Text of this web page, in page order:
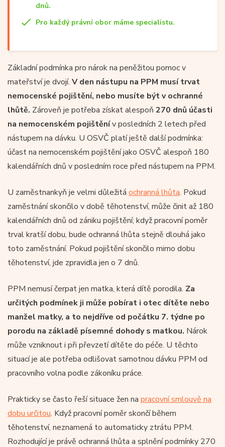
dnů.
Pro každý právní obor máme specialistu.
Základní podmínka pro nárok na peněžitou pomoc v
mateřství je dvojí. V den nástupu na PPM musí trvat
nemocenské pojištění, nebo musíte být v ochranné
lhůtě. Zároveň je potřeba získat alespoň 270 dnů účasti
na nemocenském pojištěnív posledních 2 letech před
nástupem na dávku. U OSVČ platí ještě další podmínka:
účast na nemocenském pojištění jako OSVČ alespoň 180
kalendářních dnů v posledním roce před nástupem na PPM.
U zaměstnankyň je velmi důležitá ochranná lhůta. Pokud
zaměstnání skončilo v době těhotenství, může činit až 180
kalendářních dnů od zániku pojištění; když pracovní poměr
trval kratší dobu, bude ochranná lhůta stejně dlouhá jako
toto zaměstnání. Pokud pojištění skončilo mimo dobu
těhotenství, jde zpravidla jen o 7 dnů.
PPM nemusí čerpat jen matka, která dítě porodila. Za
určitých podmínek ji může pobírat i otec dítěte nebo
manžel matky, a to nejdříve od počátku 7. týdne po
porodu na základě písemné dohody s matkou. Nárok
může vzniknout i při převzetí dítěte do péče. U těchto
situací je ale potřeba odlišovat samotnou dávku PPM od
pracovního volna podle zákoníku práce.
Prakticky se často řeší situace žen na pracovní smlouvě na
dobu určitou. Když pracovní poměr skončí během
těhotenství, neznamená to automaticky ztrátu PPM.
Rozhodující je právě ochranná lhůta a splnění podmínky 270